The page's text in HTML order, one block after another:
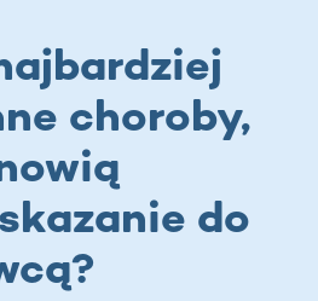
choroby,
do